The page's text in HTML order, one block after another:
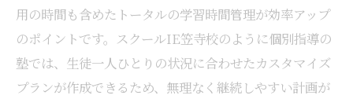
用の時間も含めたトータルの学習時間管理が効率アップ
のポイントです。スクールIE笠寺校のように個別指導の
塾では、生徒一人ひとりの状況に合わせたカスタマイズ
プランが作成できるため、無理なく継続しやすい計画が